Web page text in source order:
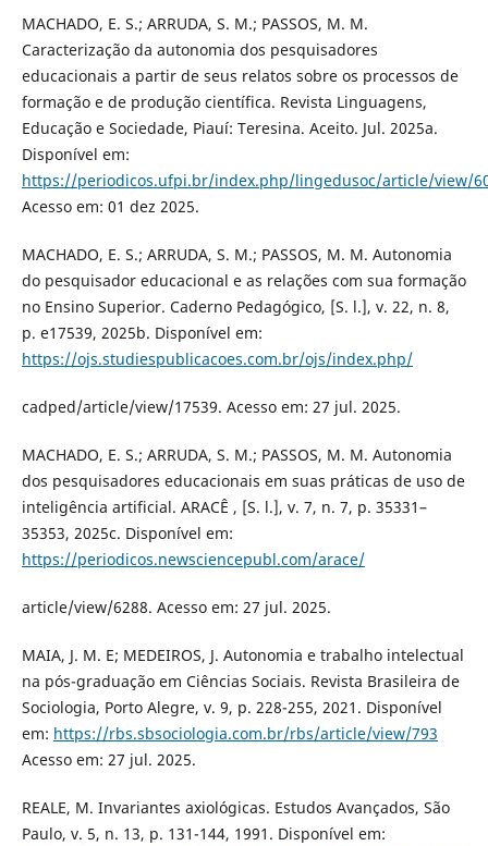
MACHADO, E. S.; ARRUDA, S. M.; PASSOS, M. M.
Caracterização da autonomia dos pesquisadores
educacionais a partir de seus relatos sobre os processos de
formação e de produção científica. Revista Linguagens,
Educação e Sociedade, Piauí: Teresina. Aceito. Jul. 2025a.
Disponível em:
https://periodicos.ufpi.br/index.php/lingedusoc/article/view/
Acesso em: 01 dez 2025.
MACHADO, E. S.; ARRUDA, S. M.; PASSOS, M. M. Autonomia
do pesquisador educacional e as relações com sua formação
no Ensino Superior. Caderno Pedagógico, [S. l.], v. 22, n. 8,
p. e17539, 2025b. Disponível em:
https://ojs.studiespublicacoes.com.br/ojs/index.php/
cadped/article/view/17539. Acesso em: 27 jul. 2025.
MACHADO, E. S.; ARRUDA, S. M.; PASSOS, M. M. Autonomia
dos pesquisadores educacionais em suas práticas de uso de
inteligência artificial. ARACÊ , [S. l.], v. 7, n. 7, p. 35331–
35353, 2025c. Disponível em:
https://periodicos.newsciencepubl.com/arace/
article/view/6288. Acesso em: 27 jul. 2025.
MAIA, J. M. E; MEDEIROS, J. Autonomia e trabalho intelectual
na pós-graduação em Ciências Sociais. Revista Brasileira de
Sociologia, Porto Alegre, v. 9, p. 228-255, 2021. Disponível
em: https://rbs.sbsociologia.com.br/rbs/article/view/793
Acesso em: 27 jul. 2025.
REALE, M. Invariantes axiológicas. Estudos Avançados, São
Paulo, v. 5, n. 13, p. 131-144, 1991. Disponível em: